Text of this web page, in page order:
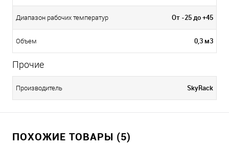
Диапазон рабочих температур От -25 до +45
Объем 0,3 м3
Прочие
Производитель SkyRack
ПОХОЖИЕ ТОВАРЫ (5)